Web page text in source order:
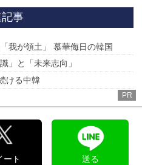
へ
事
我が領土」 慕華侮日の韓国
」と「未来志向」
ける中韓
PR
ート 送る